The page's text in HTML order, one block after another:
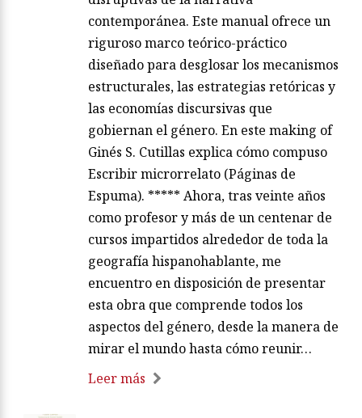
contemporánea. Este manual ofrece un
riguroso marco teórico-práctico
diseñado para desglosar los mecanismos
estructurales, las estrategias retóricas y
las economías discursivas que
gobiernan el género. En este making of
Ginés S. Cutillas explica cómo compuso
Escribir microrrelato (Páginas de
Espuma). ***** Ahora, tras veinte años
como profesor y más de un centenar de
cursos impartidos alrededor de toda la
geografía hispanohablante, me
encuentro en disposición de presentar
esta obra que comprende todos los
aspectos del género, desde la manera de
mirar el mundo hasta cómo reunir…
Leer más